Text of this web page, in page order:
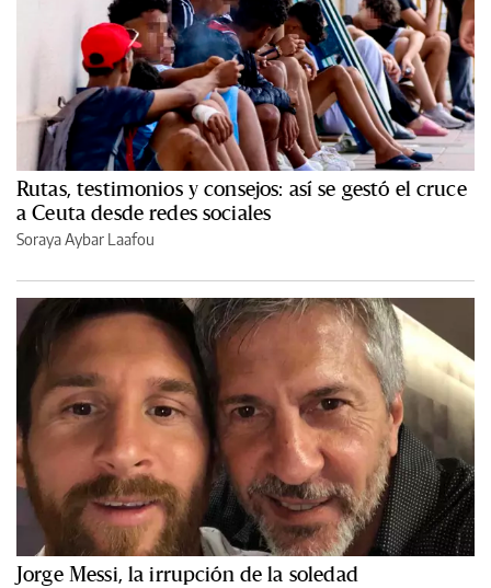
Rutas, testimonios y consejos: así se gestó el cruce
a Ceuta desde redes sociales
Soraya Aybar Laafou
Jorge Messi, la irrupción de la soledad